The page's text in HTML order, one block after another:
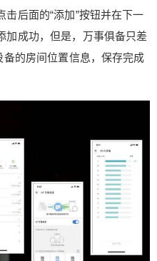
后面的“添加”按钮并在下一
加成功，但是，万事俱备只差
的房间位置信息，保存完成